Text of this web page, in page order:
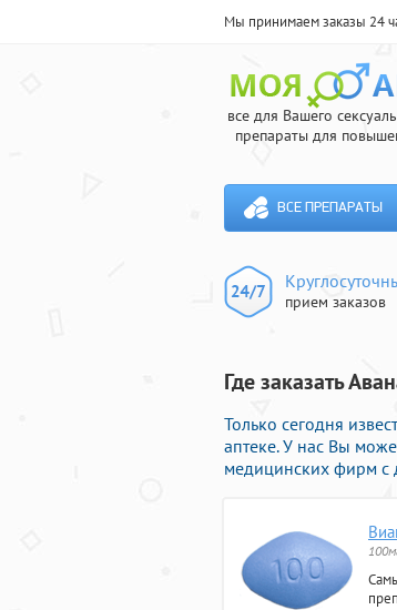
Мы принимаем заказы 24
все для Вашего
препараты для
ВСЕ ПРЕПАРАТЫ
прием заказов
Где заказать
Только сегодня
аптеке. У нас Вы
медицинских фирм с